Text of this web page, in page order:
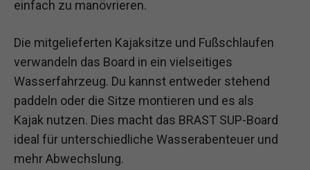
einfach zu manövrieren.
Die mitgelieferten Kajaksitze und Fußschlaufen
verwandeln das Board in ein vielseitiges
Wasserfahrzeug. Du kannst entweder stehend
paddeln oder die Sitze montieren und es als
Kajak nutzen. Dies macht das BRAST SUP-Board
ideal für unterschiedliche Wasserabenteuer und
mehr Abwechslung.